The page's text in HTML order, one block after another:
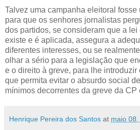
Talvez uma campanha eleitoral
para que os senhores jornalistas
dos partidos, se consideram que a lei
existe e é aplicada, assegura a
diferentes interesses, ou se
olhar a sério para a legislação que
e o direito à greve, para lhe
que permita evitar o absurdo social
mínimos decorrentes da greve da CP
Henrique Pereira dos Santos at maio